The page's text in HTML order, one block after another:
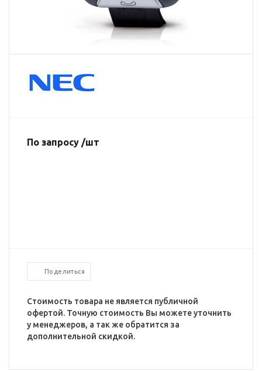
По запросу /шт
Поделиться
Стоимость товара не является публичной
офертой. Точную стоимость Вы можете уточнить
у менеджеров, а так же обратится за
дополнительной скидкой.